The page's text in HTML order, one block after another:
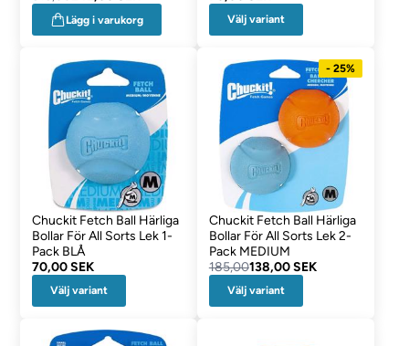
Lägg i varukorg Välj variant
Chuckit Fetch Ball Härliga
Bollar För All Sorts Lek 1-
Pack BLÅ
70,00 SEK
Välj variant
- 25%
Chuckit Fetch Ball Härliga
Bollar För All Sorts Lek 2-
Pack MEDIUM
185,00138,00 SEK
Välj variant